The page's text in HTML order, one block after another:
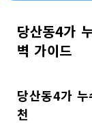
당산동4가
벽 가이드
당산동4가
천